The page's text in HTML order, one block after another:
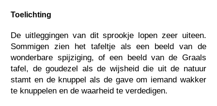
Toelichting
De uitleggingen van dit sprookje lopen zeer uiteen.
Sommigen zien het tafeltje als een beeld van de
wonderbare spijziging, of een beeld van de Graals
tafel, de goudezel als de wijsheid die uit de natuur
stamt en de knuppel als de gave om iemand wakker
te knuppelen en de waarheid te verdedigen.